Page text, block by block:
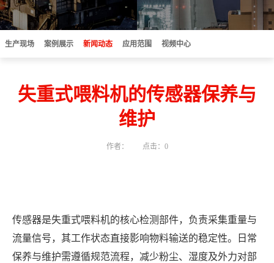
生产现场 案例展示 新闻动态 应用范围 视频中心
失重式喂料机的传感器保养与
维护
作者： 点击：0
传感器是失重式喂料机的核心检测部件，负责采集重量与
流量信号，其工作状态直接影响物料输送的稳定性。日常
保养与维护需遵循规范流程，减少粉尘、湿度及外力对部